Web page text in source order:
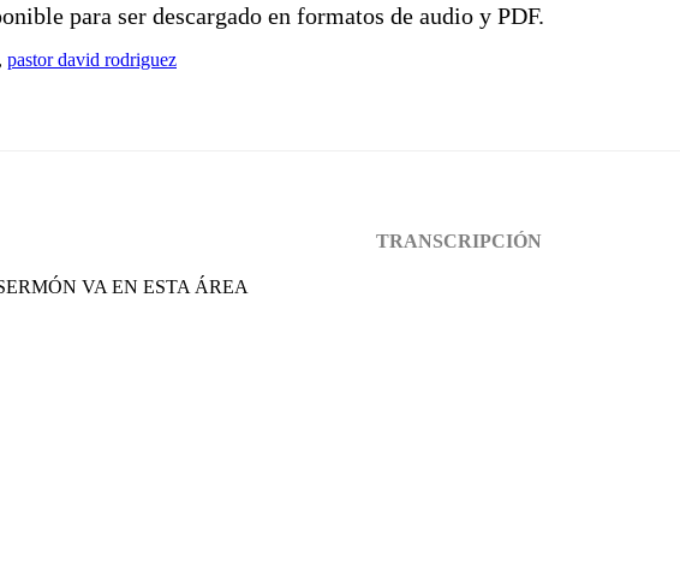
para ser descargado en formatos de audio y PDF.
, pastor david rodriguez
TRANSCRIPCIÓN
VA EN ESTA ÁREA